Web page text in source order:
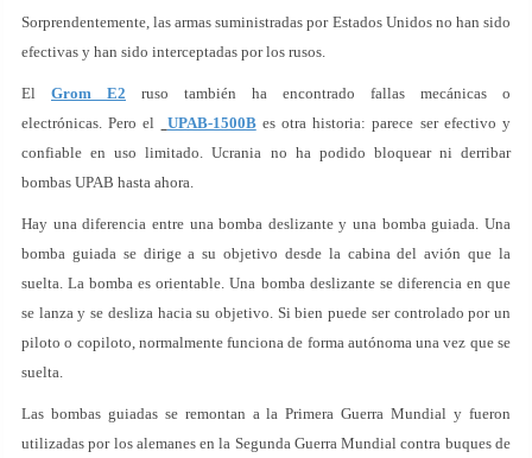
Sorprendentemente, las armas suministradas por Estados Unidos no han sido
efectivas y han sido interceptadas por los rusos.
El Grom E2
ruso también ha encontrado fallas mecánicas o
electrónicas. Pero el
UPAB-1500Bes otra historia: parece ser efectivo y
confiable en uso limitado. Ucrania no ha podido bloquear ni derribar
bombas UPAB hasta ahora.
Hay una diferencia entre una bomba deslizante y una bomba guiada. Una
bomba guiada se dirige a su objetivo desde la cabina del avión que la
suelta. La bomba es orientable. Una bomba deslizante se diferencia en que
se lanza y se desliza hacia su objetivo. Si bien puede ser controlado por un
piloto o copiloto, normalmente funciona de forma autónoma una vez que se
suelta.
Las bombas guiadas se remontan a la Primera Guerra Mundial y fueron
utilizadas por los alemanes en la Segunda Guerra Mundial contra buques de